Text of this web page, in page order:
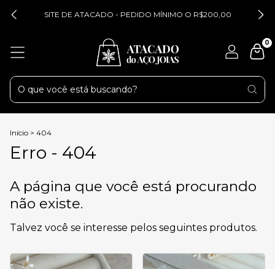
SITE DE ATACADO - PEDIDO MÍNIMO O R$200,00
0
Início > 404
Erro - 404
A página que você está procurando
não existe.
Talvez você se interesse pelos seguintes produtos.